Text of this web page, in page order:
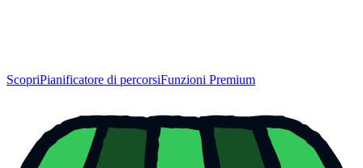
ScopriPianificatore di percorsiFunzioni Premium